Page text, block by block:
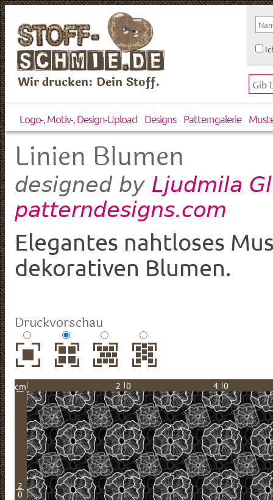
Wir drucken: Dein Stoff.
Logo-, Motiv-, Design-Upload Designs Patterngalerie
Linien Blumen
designed by Ljudmila
patterndesigns.com
Elegantes nahtloses
dekorativen Blumen.
Druckvorschau
cm 20 40
2
0